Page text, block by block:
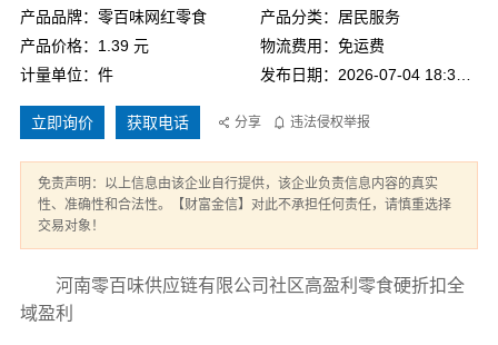
产品品牌：零百味网红零食
产品分类：居民服务
产品价格：1.39 元
物流费用：免运费
计量单位：件
立即询价 获取电话 分享 违法侵权举报
免责声明：以上信息由该企业自行提供，该企业负责信息内容的真实
性、准确性和合法性。【财富金信】对此不承担任何责任，请慎重选择
交易对象！
河南零百味供应链有限公司社区高盈利零食硬折扣全
域盈利